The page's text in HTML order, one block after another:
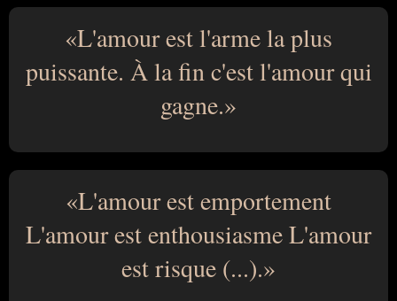
L'amour est l'arme la plus
puissante. À la fin c'est l'amour qui
gagne.
L'amour est emportement
L'amour est enthousiasme L'amour
est risque (...).